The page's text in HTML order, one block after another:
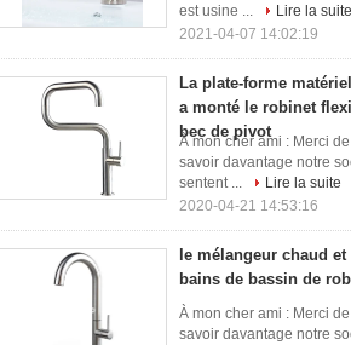
est usine ...
Lire la suite
2021-04-07 14:02:19
La plate-forme
a monté le robinet
bec de pivot
À mon cher ami : Merci
savoir davantage notre
sentent ...
Lire la suite
2020-04-21 14:53:16
le mélangeur chaud
bains de bassin de
À mon cher ami : Merci
savoir davantage notre